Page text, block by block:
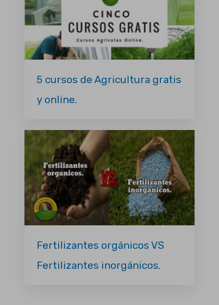
5 cursos de Agricultura gratis
y online.
Fertilizantes orgánicos VS
Fertilizantes inorgánicos.